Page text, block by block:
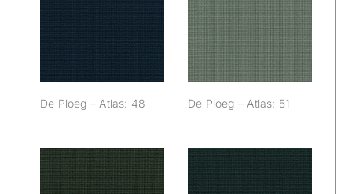
De Ploeg –
Atlas: 48
De Ploeg – Atlas: 48
De Ploeg –
Atlas: 51
De Ploeg – Atlas: 51